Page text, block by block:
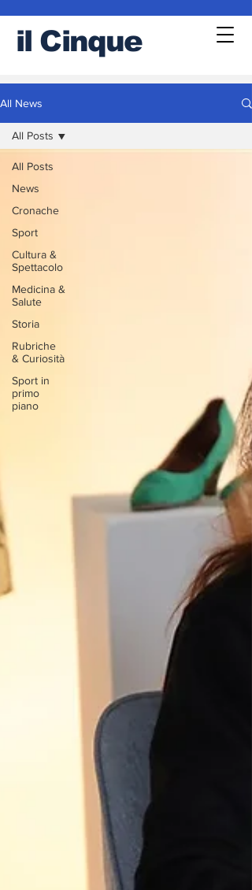
il Cinque
All News
All Posts
News
Cronache
Sport
Cultura &
Spettacolo
Medicina &
Salute
Storia
Rubriche
& Curiosità
Sport in
primo
piano
All Posts